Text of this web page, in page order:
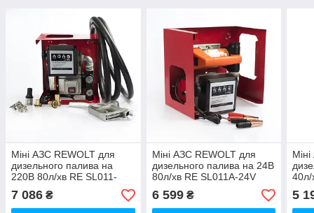
Міні АЗС REWOLT для
дизельного палива на
220В 80л/хв RE SL011-
220V
7 086 ₴
Міні АЗС REWOLT для
дизельного палива на 24В
80л/хв RE SL011A-24V
6 599₴
40л/
5